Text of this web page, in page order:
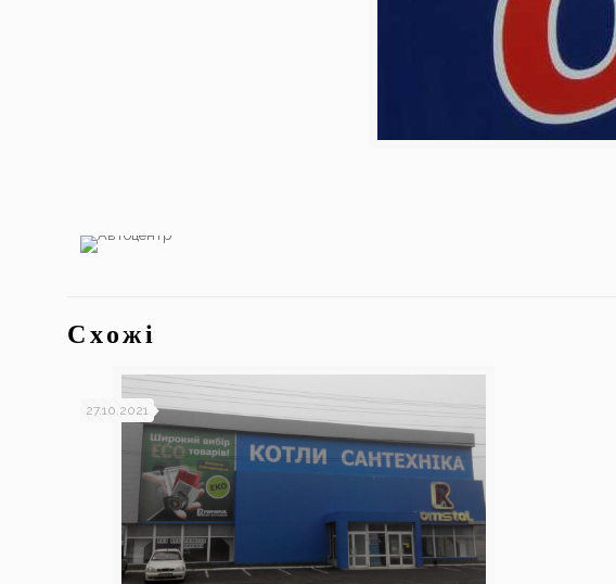
Схожі
27.10.2021